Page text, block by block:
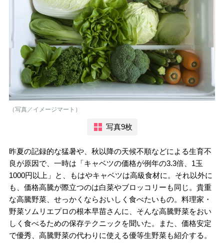
（写真／イメージマート）
写真9枚
昨夏の記録的な猛暑や、秋以降の天候不順などによる生育不
良が原因で、一時は「キャベツの価格が例年の3.3倍、1玉
1000円以上」と、もはやキャベツは高級食材に。それ以外に
も、価格高騰が際立つのは白菜やブロッコリーも同じ。貴重
な高騰野菜、せっかくならおいしく食べたいもの。料理家・
野菜ソムリエプロの根本早苗さんに、そんな高騰野菜をおい
しく食べるための保存テクニックを聞いた。また、価格安定
で優秀、高騰野菜の代わりに使える優等生野菜も紹介する。